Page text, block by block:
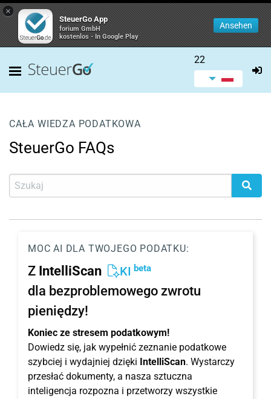
×
SteuerGo App
forium GmbH
kostenlos - In Google Play
Ansehen
22
CAŁA WIEDZA PODATKOWA
SteuerGo FAQs
MOC AI DLA TWOJEGO PODATKU:
Z IntelliScan KI beta
dla bezproblemowego zwrotu
pieniędzy!
Koniec ze stresem podatkowym!
Dowiedz się, jak wypełnić zeznanie podatkowe
szybciej i wydajniej dzięki IntelliScan. Wystarczy
przesłać dokumenty, a nasza sztuczna
inteligencja rozpozna i przetworzy wszystkie